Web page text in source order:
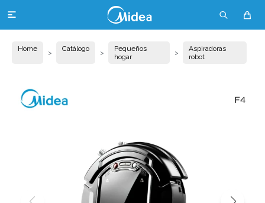

Home Catálogo
Pequeños
hogar
Aspiradoras
robot